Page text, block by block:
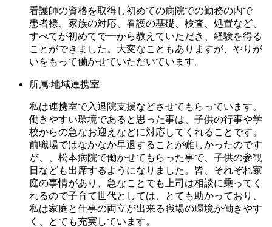
看護師の資格を取得し初めての病院での勤務の内で
患者様、家族の対応、看護の基礎、検査、処置など、
すべてが初めてで一から教えていただき、経験を得る
ことができました。大変なこともありますが、やりが
いをもって働かせていただいています。
所属:地域連携室
私は連携室で入退院支援などさせてもらっています。
働きやすい環境であると思った事は、子供の行事や学
校からの急なお迎えなどに対応してくれることです。
前職場ではなかなか早退することが難しかったのです
が、、松本病院で働かせてもらった事で、子供の参観
日なども出席するようになりました。皆、それぞれ家
庭の事情があり、急なことでも上司は相談に乗ってく
れるので子育て世代としては、とても助かっており、
私は家庭と仕事の両立が出来る職場の環境が働きやす
く、とても充実しています。